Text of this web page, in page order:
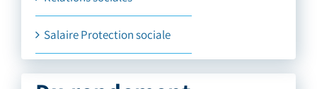
Salaire Protection sociale